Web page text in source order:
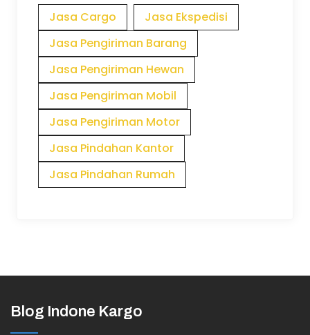
Jasa Cargo
Jasa Ekspedisi
Jasa Pengiriman Barang
Jasa Pengiriman Hewan
Jasa Pengiriman Mobil
Jasa Pengiriman Motor
Jasa Pindahan Kantor
Jasa Pindahan Rumah
Blog Indone Kargo